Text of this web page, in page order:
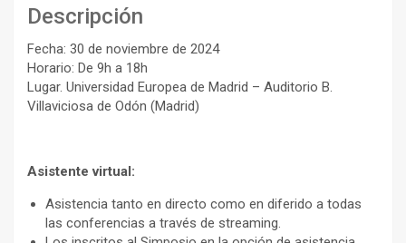
Descripción
Fecha: 30 de noviembre de 2024
Horario: De 9h a 18h
Lugar. Universidad Europea de Madrid – Auditorio B.
Villaviciosa de Odón (Madrid)
Asistente virtual:
Asistencia tanto en directo como en diferido a todas
las conferencias a través de streaming.